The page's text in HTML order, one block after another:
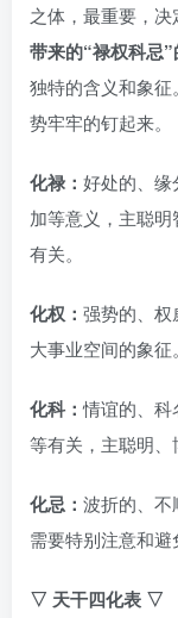
之体，最重要，
带来的“禄权科忌
独特的含义和象
势牢牢的钉起来。
化禄： 好处的、
加等意义，主聪
有关。
化权： 强势的、
大事业空间的象征。
化科：情谊的、
等有关，主聪明、
化忌： 波折的、不
需要特别注意和避
▽ 天干四化表 ▽